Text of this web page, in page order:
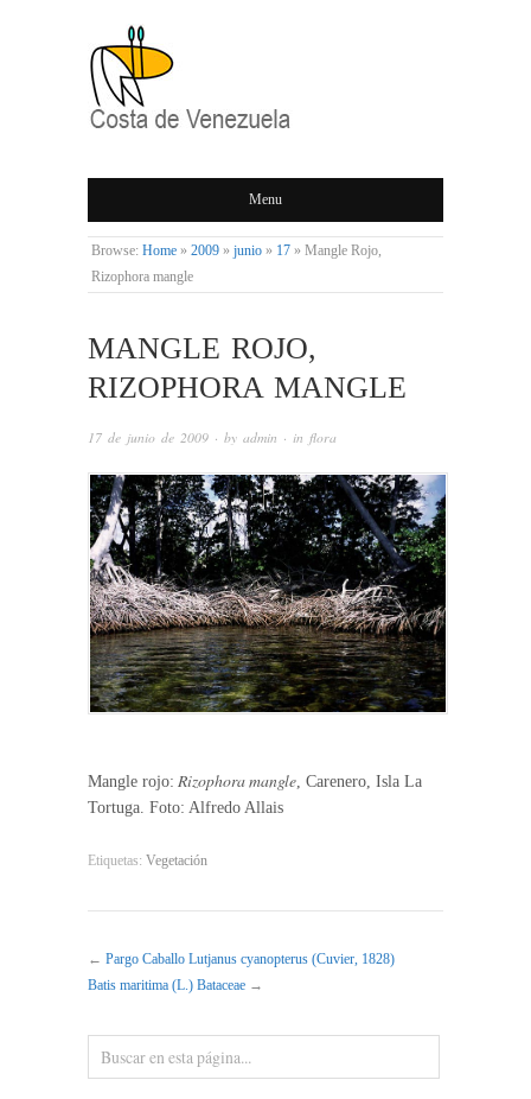
COSTA DE
VENEZUELA
Menu
Browse: Home » 2009 » junio » 17 » Mangle Rojo,
Rizophora mangle
MANGLE ROJO,
RIZOPHORA MANGLE
17 de junio de 2009 · by admin · in flora
Mangle rojo: Rizophora mangle, Carenero, Isla La
Tortuga. Foto: Alfredo Allais
Etiquetas: Vegetación
← Pargo Caballo Lutjanus cyanopterus (Cuvier, 1828)
Batis maritima (L.) Bataceae →